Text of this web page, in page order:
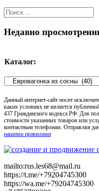
Недавно
Каталог:
Данный интернет-сайт носит
каких условиях не является
437 Гражданского кодекса РФ. Для
стоимости указанных товаров или
контактным телефонам. Отправляя
нашими правилами
mailto:rus.les68@mail.ru
https://t.me/+79204745300
https://wa.me/+79204745300